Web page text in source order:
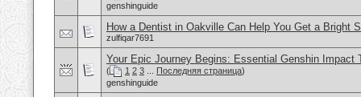
genshinguide
How a Dentist in Oakville Can Help You Get a Bright
zulfiqar7691
Your Epic Journey Begins: Essential Genshin Impact
( 1 2 3 Последняя страница)
genshinguide